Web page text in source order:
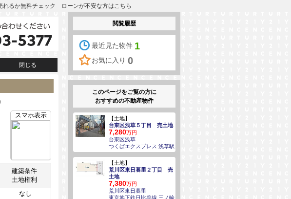
るか無料チェック ローンが不安な方はこちら
閉じる
スマホ表示
入りに追加
建築条件
土地権利
なし
閲覧履歴
最近見た物件 1
お気に入り 0
このページをご覧の方に
おすすめの不動産物件
【土地】
台東区浅草５丁目 売土地
7,280万円
台東区浅草
つくばエクスプレス 浅草駅
【土地】
荒川区東日暮里２丁目 売
土地
7,380万円
荒川区東日暮里
東京地下鉄日比谷線 三ノ輪